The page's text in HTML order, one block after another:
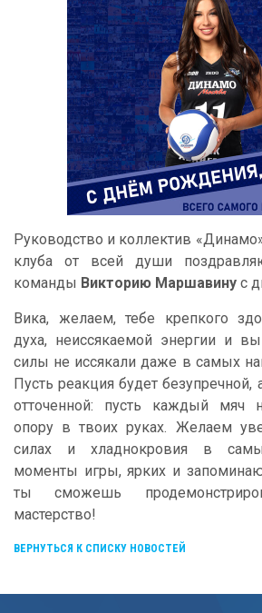
Руководство и коллектив
клуба от всей души
команды Викторию Маршавину с
Вика, желаем, тебе крепкого
духа, неиссякаемой энергии и
силы не иссякали даже в самых
Пусть реакция будет безупречной,
отточенной: пусть каждый мяч
опору в твоих руках. Желаем
силах и хладнокровия в
моменты игры, ярких и
ты сможешь
мастерство!
ВЕРНУТЬСЯ К СПИСКУ НОВОСТЕЙ